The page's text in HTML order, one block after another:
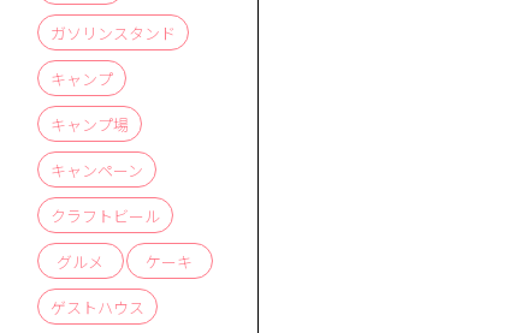
ガソリンスタンド
キャンプ
キャンプ場
キャンペーン
クラフトビール
グルメ
ケーキ
ゲストハウス